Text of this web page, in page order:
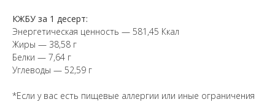
КЖБУ за 1 десерт:
Энергетическая ценность — 581,45 Ккал
Жиры — 38,58 г
Белки — 7,64 г
Углеводы — 52,59 г
*Если у вас есть пищевые аллергии или иные ограничения